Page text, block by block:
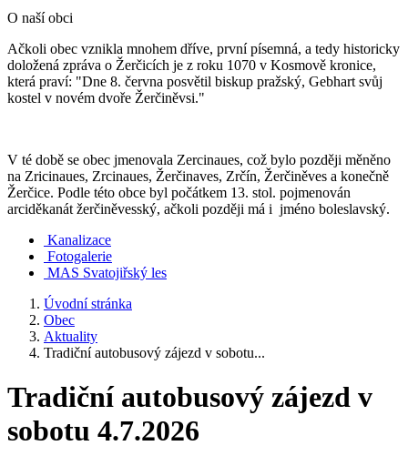
O naší obci
Ačkoli obec vznikla mnohem dříve, první písemná, a tedy historicky
doložená zpráva o Žerčicích je z roku 1070 v Kosmově kronice,
která praví: "Dne 8. června posvětil biskup pražský, Gebhart svůj
kostel v novém dvoře Žerčiněvsi."
V té době se obec jmenovala Zercinaues, což bylo později měněno
na Zricinaues, Zrcinaues, Žerčinaves, Zrčín, Žerčiněves a konečně
Žerčice. Podle této obce byl počátkem 13. stol. pojmenován
arciděkanát žerčiněvesský, ačkoli později má i jméno boleslavský.
Kanalizace
Fotogalerie
MAS Svatojiřský les
Úvodní stránka
Obec
Aktuality
Tradiční autobusový zájezd v sobotu...
Tradiční autobusový zájezd v
sobotu 4.7.2026